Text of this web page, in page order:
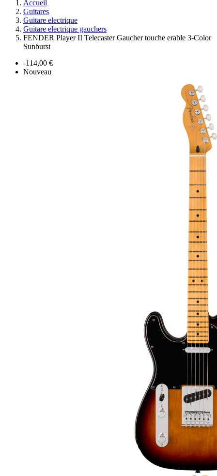
Accueil
Guitares
Guitare electrique
Guitare electrique gauchers
FENDER Player II Telecaster Gaucher touche erable 3-Color
Sunburst
-114,00 €
Nouveau